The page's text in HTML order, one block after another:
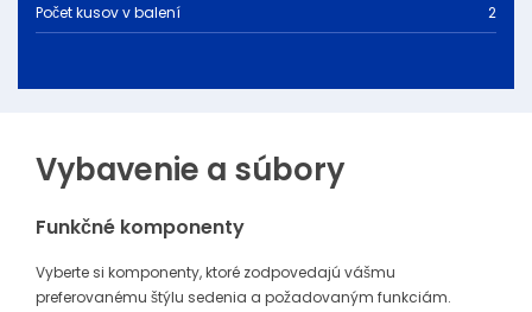
Počet kusov v balení
2
Vybavenie a súbory
Funkčné komponenty
Vyberte si komponenty, ktoré zodpovedajú vášmu
preferovanému štýlu sedenia a požadovaným funkciám.